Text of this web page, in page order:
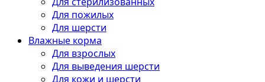
Для пожилых
Для шерсти
Влажные корма
Для взрослых
Для выведения шерсти
Для кожи и шерсти